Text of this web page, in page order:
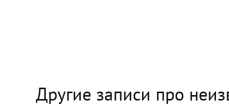
Другие записи про